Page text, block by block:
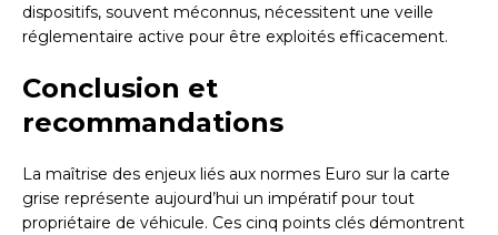
dispositifs, souvent méconnus, nécessitent une veille
réglementaire active pour être exploités efficacement.
Conclusion et
recommandations
La maîtrise des enjeux liés aux normes Euro sur la carte
grise représente aujourd’hui un impératif pour tout
propriétaire de véhicule. Ces cinq points clés démontrent